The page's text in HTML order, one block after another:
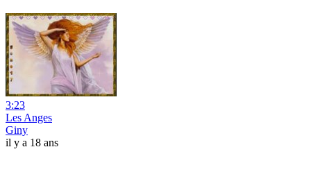
3:23
Les Anges
Giny
il y a 18 ans